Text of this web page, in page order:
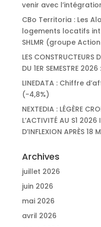
venir avec
CBo Territoria : Les
logements locatifs
SHLMR (groupe
LES CONSTRUCTEURS
DU 1ER SEMESTRE
LINEDATA : Chiffre
(-4,8%)
NEXTEDIA : LÉGÈRE
L’ACTIVITÉ AU S1 2026
D’INFLEXION APRÈS 18
Archives
juillet 2026
juin 2026
mai 2026
avril 2026